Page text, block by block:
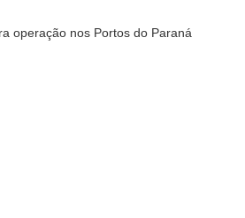
operação nos Portos do Paraná